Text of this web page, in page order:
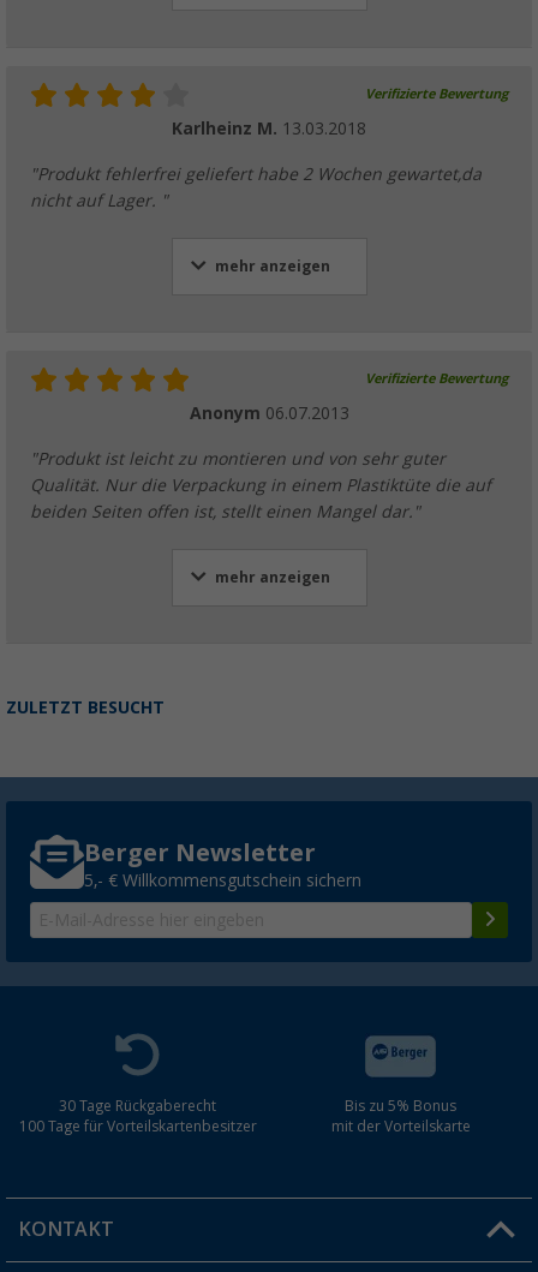
Verifizierte Bewertung
Karlheinz M. 13.03.2018
"Produkt fehlerfrei geliefert habe 2 Wochen gewartet,da
nicht auf Lager. "
mehr anzeigen
Verifizierte Bewertung
Anonym 06.07.2013
"Produkt ist leicht zu montieren und von sehr guter
Qualität. Nur die Verpackung in einem Plastiktüte die auf
beiden Seiten offen ist, stellt einen Mangel dar."
mehr anzeigen
ZULETZT BESUCHT
Berger Newsletter
5,- € Willkommensgutschein sichern
30 Tage Rückgaberecht
100 Tage für Vorteilskartenbesitzer
Bis zu 5% Bonus
mit der Vorteilskarte
KONTAKT